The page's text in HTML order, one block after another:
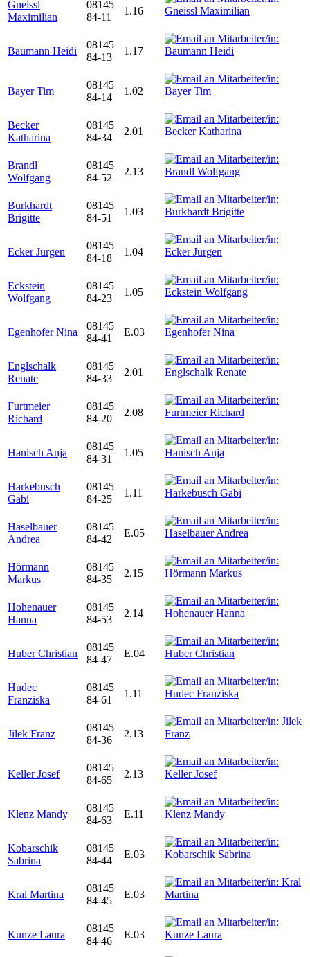
Gneissl
Maximilian
08145
84-11
1.16
Baumann Heidi
08145
84-13
1.17
Bayer Tim
08145
84-14
1.02
Becker
Katharina
08145
84-34
2.01
Brandl
Wolfgang
08145
84-52
2.13
Burkhardt
Brigitte
08145
84-51
1.03
Ecker Jürgen
08145
84-18
1.04
Eckstein
Wolfgang
08145
84-23
1.05
Egenhofer Nina
08145
84-41
E.03
Englschalk
Renate
08145
84-33
2.01
Furtmeier
Richard
08145
84-20
2.08
Hanisch Anja
08145
84-31
1.05
Harkebusch
Gabi
08145
84-25
1.11
Haselbauer
Andrea
08145
84-42
E.05
Hörmann
Markus
08145
84-35
2.15
Hohenauer
Hanna
08145
84-53
2.14
Huber Christian
08145
84-47
E.04
Hudec
Franziska
08145
84-61
1.11
Jilek Franz
08145
84-36
2.13
Keller Josef
08145
84-65
2.13
Klenz Mandy
08145
84-63
E.11
Kobarschik
Sabrina
08145
84-44
E.03
Kral Martina
08145
84-45
E.03
Kunze Laura
08145
84-46
E.03